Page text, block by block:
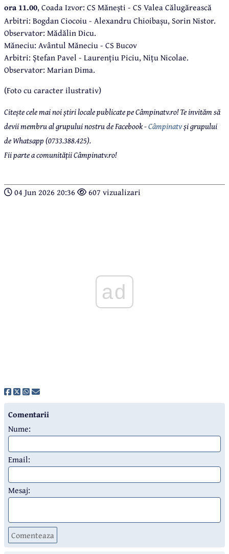
ora 11.00, Coada Izvor: CS Mănești - CS Valea Călugărească
Arbitri: Bogdan Ciocoiu - Alexandru Chioibașu, Sorin Nistor.
Observator: Mădălin Dicu.
Măneciu: Avântul Măneciu - CS Bucov
Arbitri: Ștefan Pavel - Laurențiu Piciu, Nițu Nicolae.
Observator: Marian Dima.
(Foto cu caracter ilustrativ)
Citește cele mai noi știri locale publicate pe Câmpinatv.ro! Te invităm să
devii membru al grupului nostru de Facebook -Câmpinatvși grupului
de Whatsapp (0733.388.425).
Fii parte a comunității Câmpinatv.ro!
04 Jun 2026 20:36 607 vizualizari
ad
Comentarii
Nume:
Email:
Mesaj:
Comenteaza